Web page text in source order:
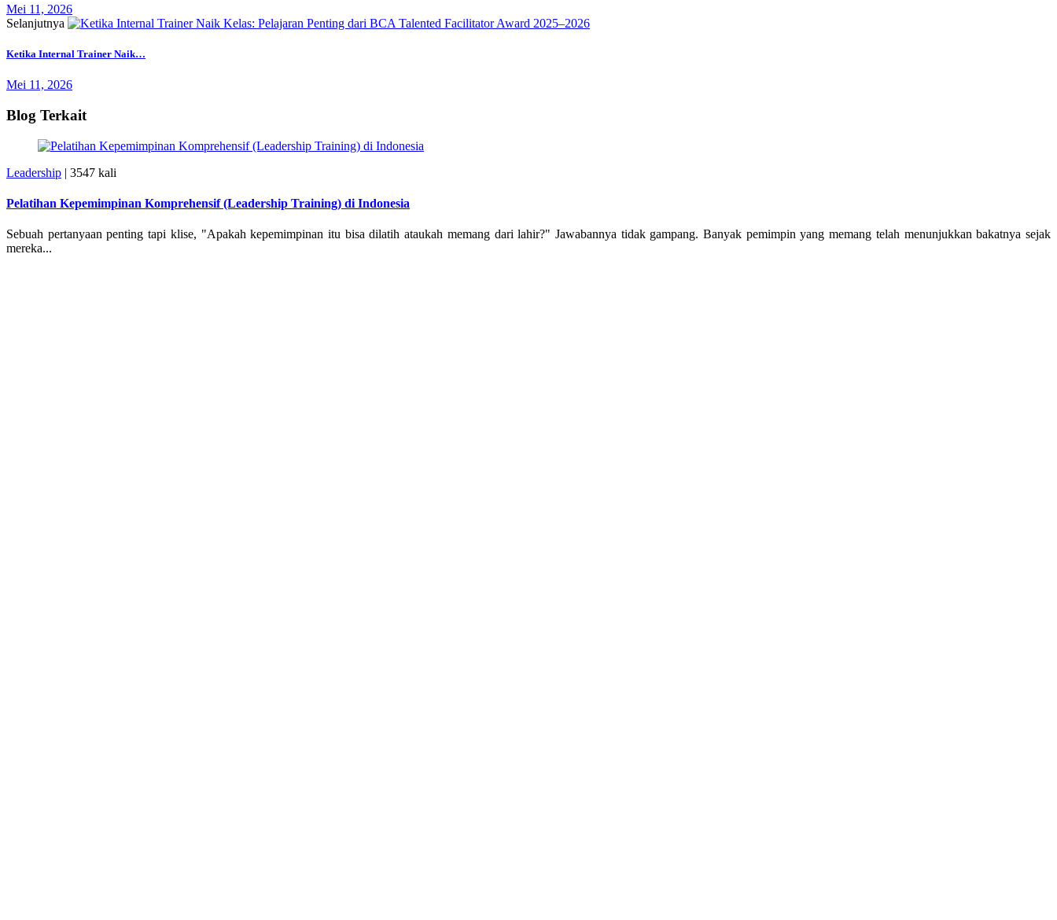
Mei 11, 2026
Selanjutnya
Ketika Internal Trainer Naik…
Mei 11, 2026
Blog Terkait
Leadership | 3547 kali
Pelatihan Kepemimpinan Komprehensif (Leadership Training) di Indonesia
Sebuah pertanyaan penting tapi klise, "Apakah kepemimpinan itu bisa dilatih ataukah memang dari lahir?" Jawabannya tidak gampang. Banyak pemimpin yang memang telah menunjukkan bakatnya sejak
mereka...